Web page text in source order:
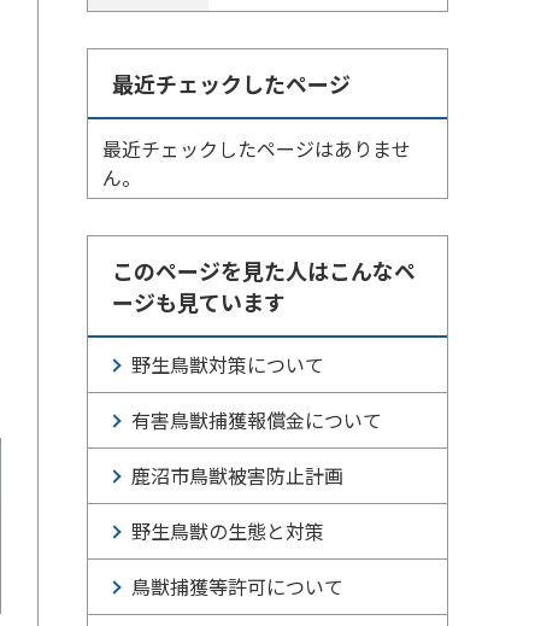
最近チェックしたページ
最近チェックしたページはありませ
ん。
このページを見た人はこんなペ
ージも見ています
野生鳥獣対策について
有害鳥獣捕獲報償金について
鹿沼市鳥獣被害防止計画
野生鳥獣の生態と対策
鳥獣捕獲等許可について